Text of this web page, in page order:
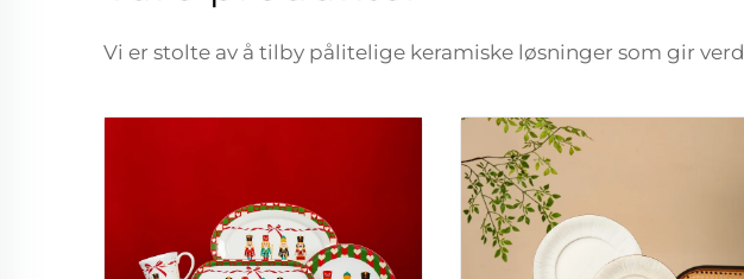
Vi er stolte av å tilby pålitelige keramiske løsninger som gir